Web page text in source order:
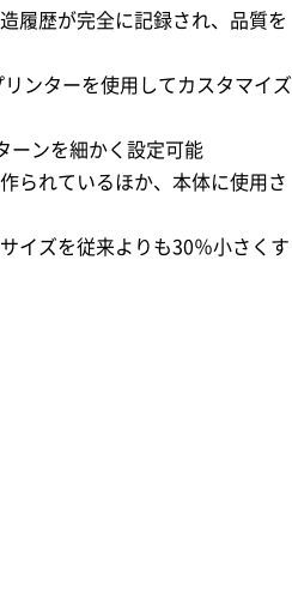
履歴が完全に記録され、品質を
ンターを使用してカスタマイズ
ーンを細かく設定可能
られているほか、本体に使用さ
イズを従来よりも30％小さくす